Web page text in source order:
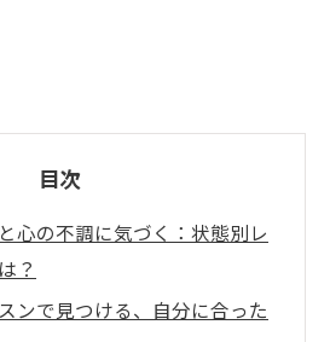
目次
心の不調に気づく：状態別レ
？
ンで見つける、自分に合った